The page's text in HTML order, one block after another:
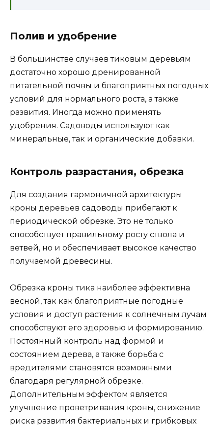
Полив и удобрение
В большинстве случаев тиковым деревьям
достаточно хорошо дренированной
питательной почвы и благоприятных погодных
условий для нормального роста, а также
развития. Иногда можно применять
удобрения. Садоводы используют как
минеральные, так и органические добавки.
Контроль разрастания, обрезка
Для создания гармоничной архитектуры
кроны деревьев садоводы прибегают к
периодической обрезке. Это не только
способствует правильному росту ствола и
ветвей, но и обеспечивает высокое качество
получаемой древесины.
Обрезка кроны тика наиболее эффективна
весной, так как благоприятные погодные
условия и доступ растения к солнечным лучам
способствуют его здоровью и формированию.
Постоянный контроль над формой и
состоянием дерева, а также борьба с
вредителями становятся возможными
благодаря регулярной обрезке.
Дополнительным эффектом является
улучшение проветривания кроны, снижение
риска развития бактериальных и грибковых